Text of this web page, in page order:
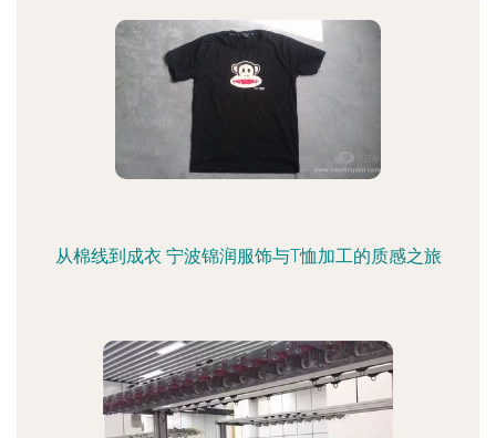
从棉线到成衣 宁波锦润服饰与T恤加工的质感之旅